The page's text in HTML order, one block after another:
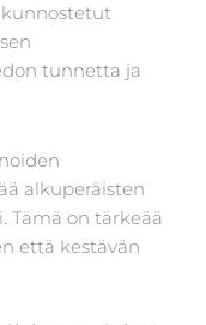
kunnostetut
tunnetta ja
alkuperäisten
Tämä on tärkeää
että kestävän